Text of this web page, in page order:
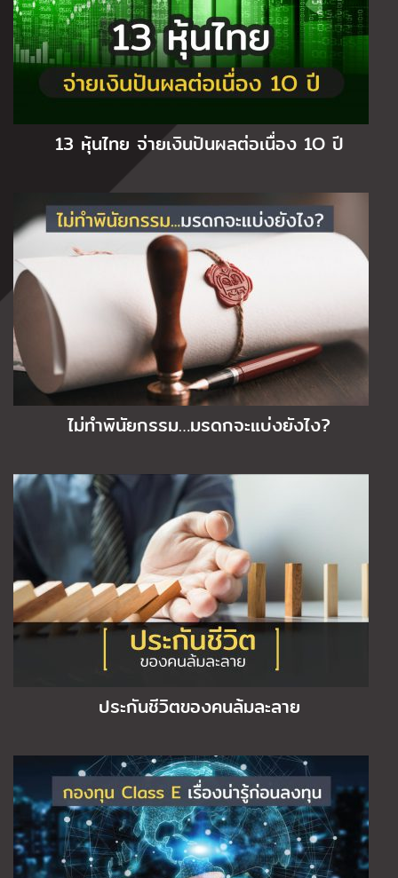
13 หุ้นไทย จ่ายเงินปันผลต่อเนื่อง 1O ปี
ไม่ทำพินัยกรรม…มรดกจะแบ่งยังไง?
ประกันชีวิตของคนล้มละลาย